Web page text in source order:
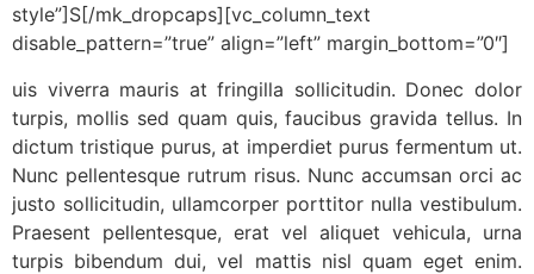
style”]S[/mk_dropcaps][vc_column_text
disable_pattern=”true” align=”left” margin_bottom=”0″]
uis viverra mauris at fringilla sollicitudin. Donec dolor
turpis, mollis sed quam quis, faucibus gravida tellus. In
dictum tristique purus, at imperdiet purus fermentum ut.
Nunc pellentesque rutrum risus. Nunc accumsan orci ac
justo sollicitudin, ullamcorper porttitor nulla vestibulum.
Praesent pellentesque, erat vel aliquet vehicula, urna
turpis bibendum dui, vel mattis nisl quam eget enim.